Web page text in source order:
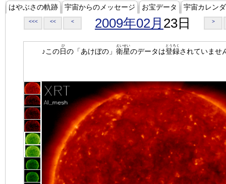
はやぶさの軌跡 宇宙からのメッセージ お宝データ 宇宙カレン
<<< << < 2009年02月 23日 >
♪この日
ひ
の「あけぼの」 衛星
えいせい
のデータは登録
とうろく
されていませ